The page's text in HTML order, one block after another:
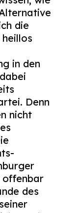
die
in den
Denn
nicht
offenbar
des